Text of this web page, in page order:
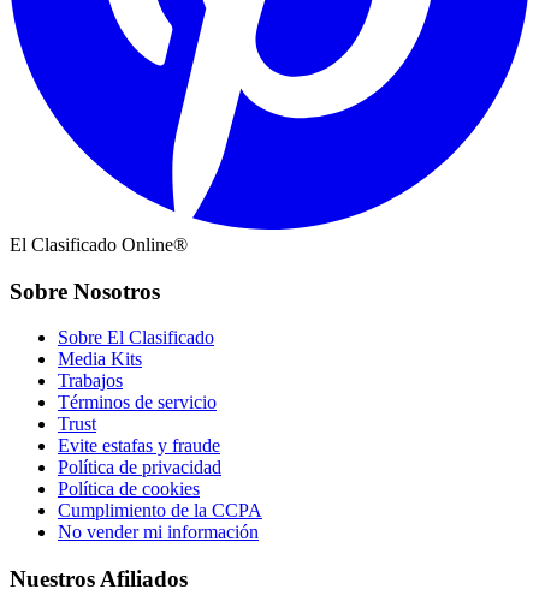
El Clasificado Online®
Sobre Nosotros
Sobre El Clasificado
Media Kits
Trabajos
Términos de servicio
Trust
Evite estafas y fraude
Política de privacidad
Política de cookies
Cumplimiento de la CCPA
No vender mi información
Nuestros Afiliados